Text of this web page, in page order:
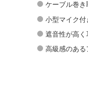
ケーブル巻き
小型マイク付
遮音性が高く
高級感のある